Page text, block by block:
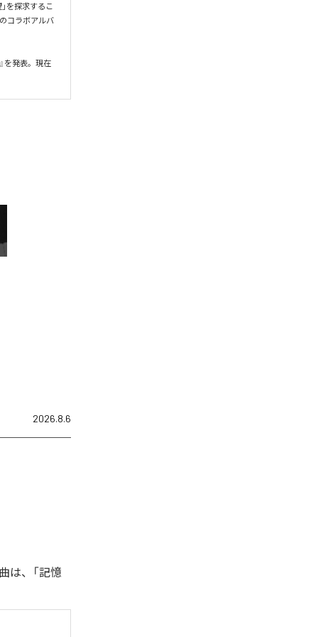
を探求するこ
コラボアルバ
を発表。現在
2026.8.6
は、「記憶